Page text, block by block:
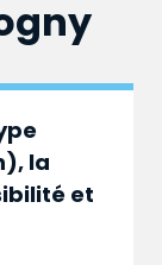
la
et